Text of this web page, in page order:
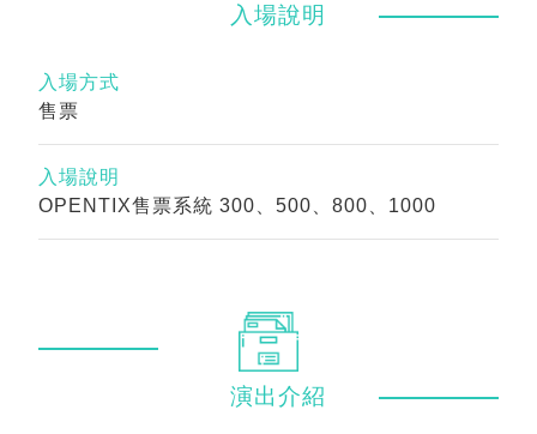
入場說明
入場方式
售票
入場說明
OPENTIX售票系統 300、500、800、1000
演出介紹